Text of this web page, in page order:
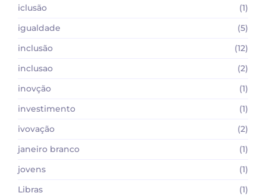
iclusão
(1)
igualdade
(5)
inclusão
(12)
inclusao
(2)
inovção
(1)
investimento
(1)
ivovação
(2)
janeiro branco
(1)
jovens
(1)
Libras
(1)